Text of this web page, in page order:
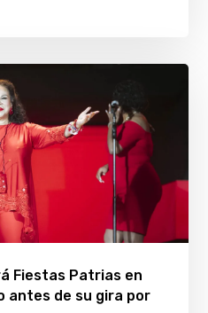
Fiestas Patrias en
antes de su gira por